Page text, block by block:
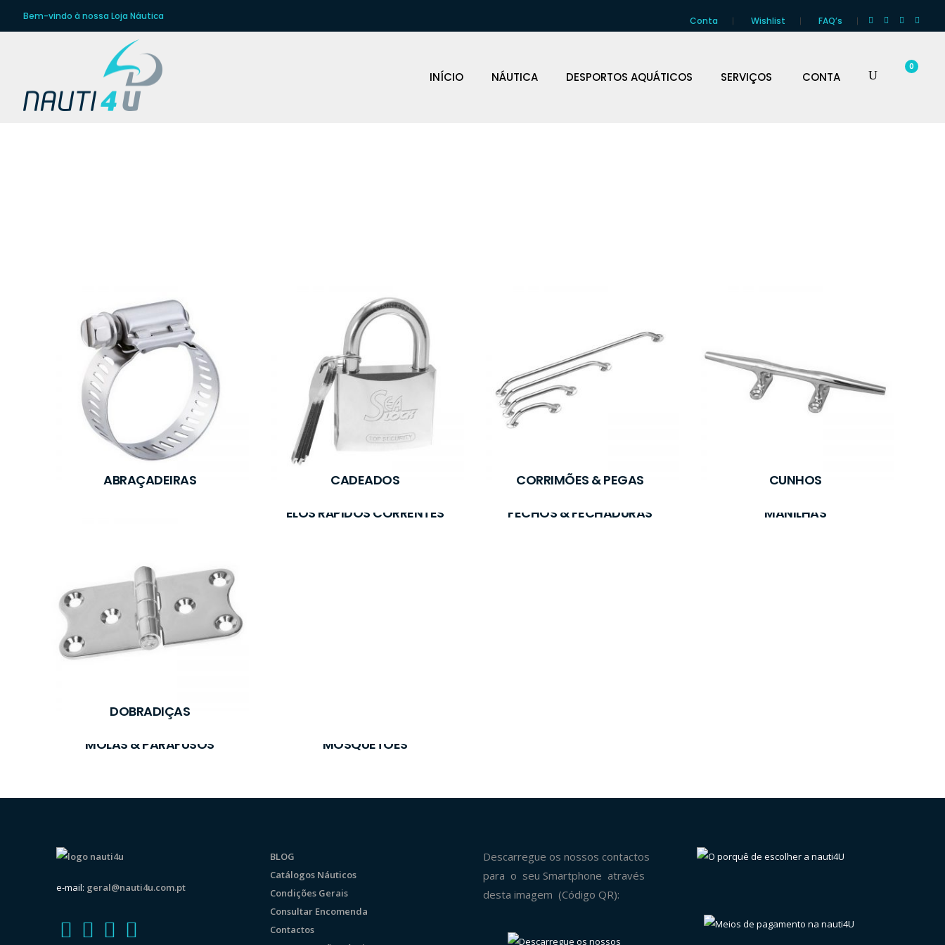
Bem-vindo à nossa Loja Náutica Conta Wishlist FAQ’s
INÍCIO NÁUTICA DESPORTOS AQUÁTICOS SERVIÇOS CONTA
0
ABRAÇADEIRAS CADEADOS CORRIMÕES & PEGAS CUNHOS
DOBRADIÇAS
ELOS RÁPIDOS CORRENTES FECHOS & FECHADURAS MANILHAS
MOLAS & PARAFUSOS MOSQUETÕES
e-mail: geral@nauti4u.com.pt
BLOG
Catálogos Náuticos
Condições Gerais
Consultar Encomenda
Contactos
Descarregue os nossos contactos
para o seu Smartphone através
desta imagem (Código QR):